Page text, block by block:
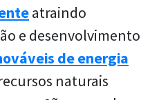
atraindo
e desenvolvimento
de energia
naturais